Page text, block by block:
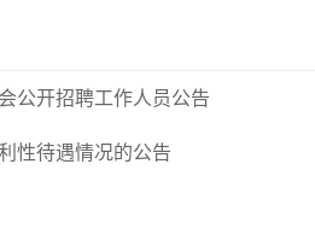
公开招聘工作人员公告
性待遇情况的公告